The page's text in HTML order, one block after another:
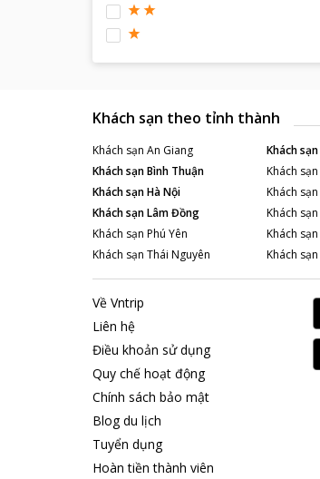
Khách sạn theo tỉnh thành
Khách sạn An Giang Khách sạn
Khách sạnBình Thuận Khách sạn
Khách sạnHà Nội Khách sạn
Khách sạnLâm Đồng Khách sạn
Khách sạn Phú Yên Khách sạn
Khách sạn Thái Nguyên Khách sạn
Về Vntrip
Liên hệ
Điều khoản sử dụng
Quy chế hoạt động
Chính sách bảo mật
Blog du lịch
Tuyển dụng
Hoàn tiền thành viên